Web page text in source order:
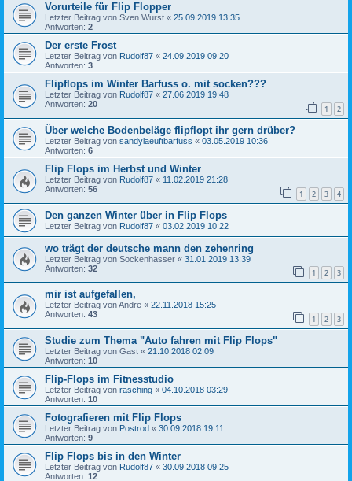
Vorurteile für Flip Flopper
Letzter Beitrag von Sven Wurst « 25.09.2019 13:35
Antworten: 2
Der erste Frost
Letzter Beitrag von Rudolf87 « 24.09.2019 09:20
Antworten: 3
Flipflops im Winter Barfuss o. mit socken???
Letzter Beitrag von Rudolf87 « 27.06.2019 19:48
Antworten: 20 1 2
Über welche Bodenbeläge flipflopt ihr gern drüber?
Letzter Beitrag von sandylaeuftbarfuss « 03.05.2019 10:36
Antworten: 6
Flip Flops im Herbst und Winter
Letzter Beitrag von Rudolf87 « 11.02.2019 21:28
Antworten: 56 1 2 3 4
Den ganzen Winter über in Flip Flops
Letzter Beitrag von Rudolf87 « 03.02.2019 10:22
wo trägt der deutsche mann den zehenring
Letzter Beitrag von Sockenhasser « 31.01.2019 13:39
Antworten: 32 1 2 3
mir ist aufgefallen,
Letzter Beitrag vonAndre « 22.11.2018 15:25
Antworten: 43 1 2 3
Studie zum Thema "Auto fahren mit Flip Flops"
Letzter Beitrag von Gast « 21.10.2018 02:09
Antworten: 10
Flip-Flops im Fitnesstudio
Letzter Beitrag von rasching « 04.10.2018 03:29
Antworten: 10
Fotografieren mit Flip Flops
Letzter Beitrag von Postrod « 30.09.2018 19:11
Antworten: 9
Flip Flops bis in den Winter
Letzter Beitrag von Rudolf87 « 30.09.2018 09:25
Antworten: 12